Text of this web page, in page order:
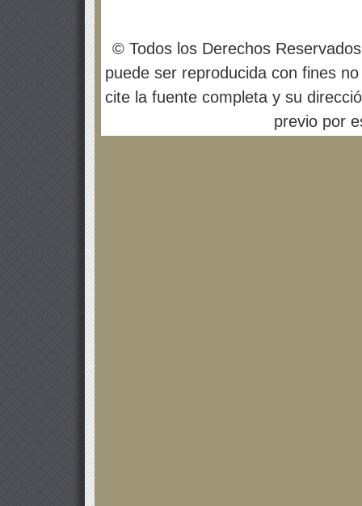
© Todos los Derechos
puede ser reproducida con fines
cite la fuente completa y su
previo por